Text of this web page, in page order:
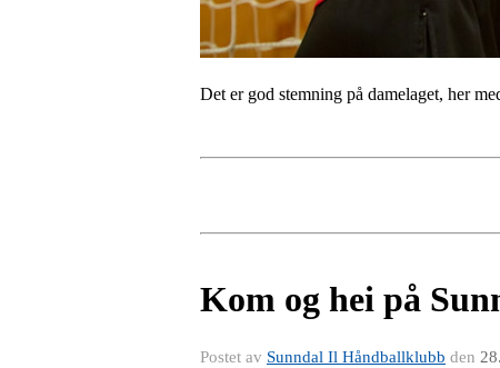
Det er god stemning på damelaget, her
Kom og hei på
Postet av Sunndal Il Håndballklubb den